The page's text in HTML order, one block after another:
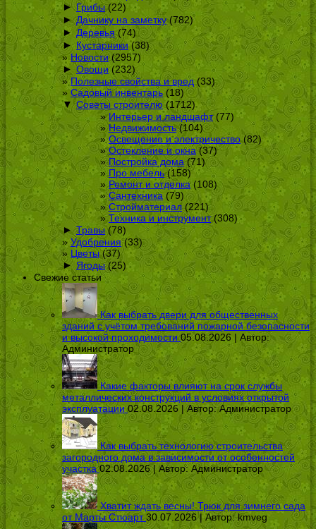
► Грибы(22)
► Дачнику на заметку(782)
► Деревья(74)
► Кустарники (38)
Новости(2957)
► Овощи(232)
Полезные свойства и вред(33)
Садовый инвентарь (18)
▼ Советы строителю (1712)
Интерьер и ландшафт(77)
Недвижимость(104)
Освещение и электричество(82)
Остекление и окна(37)
Постройка дома(71)
Про мебель(158)
Ремонт и отделка (108)
Сантехника (79)
Стройматериал(221)
Техника и инструмент(308)
► Травы(78)
Удобрения(33)
Цветы(37)
► Ягоды(25)
Свежие статьи
Как выбрать двери для общественных
зданий с учётом требований пожарной безопасности
и высокой проходимости 05.08.2026 | Автор:
Администратор
Какие факторы влияют на срок службы
металлических конструкций в условиях открытой
эксплуатации 02.08.2026 | Автор:Администратор
Как выбрать технологию строительства
загородного дома в зависимости от особенностей
участка 02.08.2026 | Автор: Администратор
Хватит ждать весны! Трюк для зимнего сада
от Марты Стюарт 30.07.2026 | Автор:kmveg